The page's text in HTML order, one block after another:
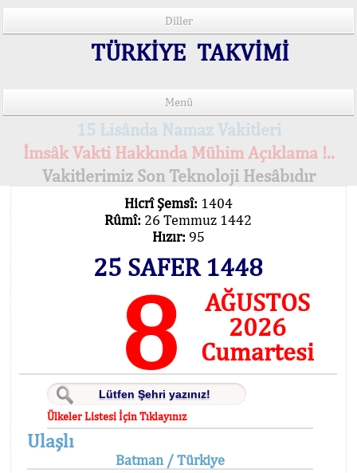
Diller
TÜRKİYE TAKVİMİ
Menü
15 Lisânda Namaz Vakitleri
İmsâk Vakti Hakkında Mühim Açıklama !..
Vakitlerimiz Son Teknoloji Hesâbıdır
Hicrî Şemsî: 1404
Rûmî: 26 Temmuz 1442
Hızır: 95
25 SAFER 1448
8
AĞUSTOS
2026
Cumartesi
Ülkeler Listesi İçin Tıklayınız
Ulaşlı
Batman / Türkiye